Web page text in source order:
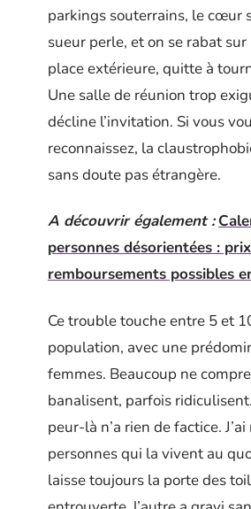
parkings souterrains, le cœur
sueur perle, et on se rabat
place extérieure, quitte à
Une salle de réunion trop
décline l’invitation. Si vous
reconnaissez, la
sans doute pas étrangère.
A découvrir également :
personnes désorientées :
remboursements possibles
Ce trouble touche entre 5 et
population, avec une
femmes. Beaucoup ne
banalisent, parfois
peur-là n’a rien de factice.
personnes qui la vivent au
laisse toujours la porte des